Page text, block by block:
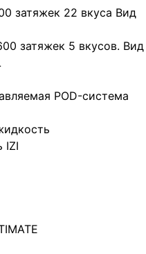
затяжек 22 вкуса Вид
затяжек 5 вкусов. Вид
POD-система
IZI